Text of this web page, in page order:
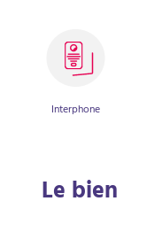
Interphone
Le bien